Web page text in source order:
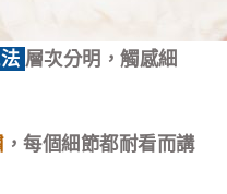
層次分明，觸感細
，每個細節都耐看而講